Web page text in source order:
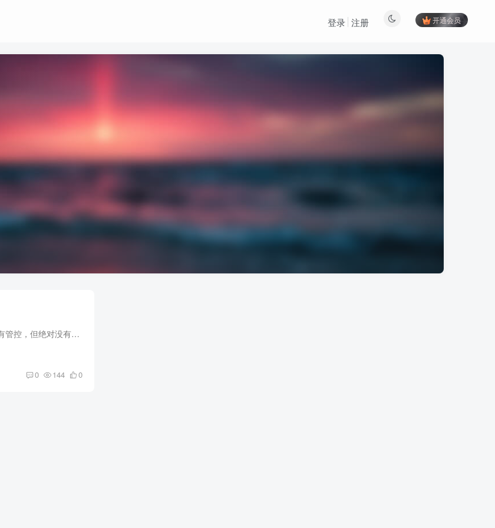
开通会员
登录 注册
头一二十年，虽然对硝酸甘油有管控，但绝对没有现在这么严，只要肯花钱就能搞到，也不用办什么证。 硝酸甘油稀释到百分之零点几，可以入药，用于治疗心脏病，而纯度越高的原液（颜色越黄），爆...
0 144 0